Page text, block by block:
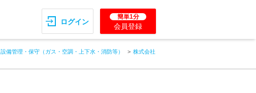
ログイン
簡単1分
会員登録
設備管理・保守（ガス・空調・上下水・消防等）
株式会社